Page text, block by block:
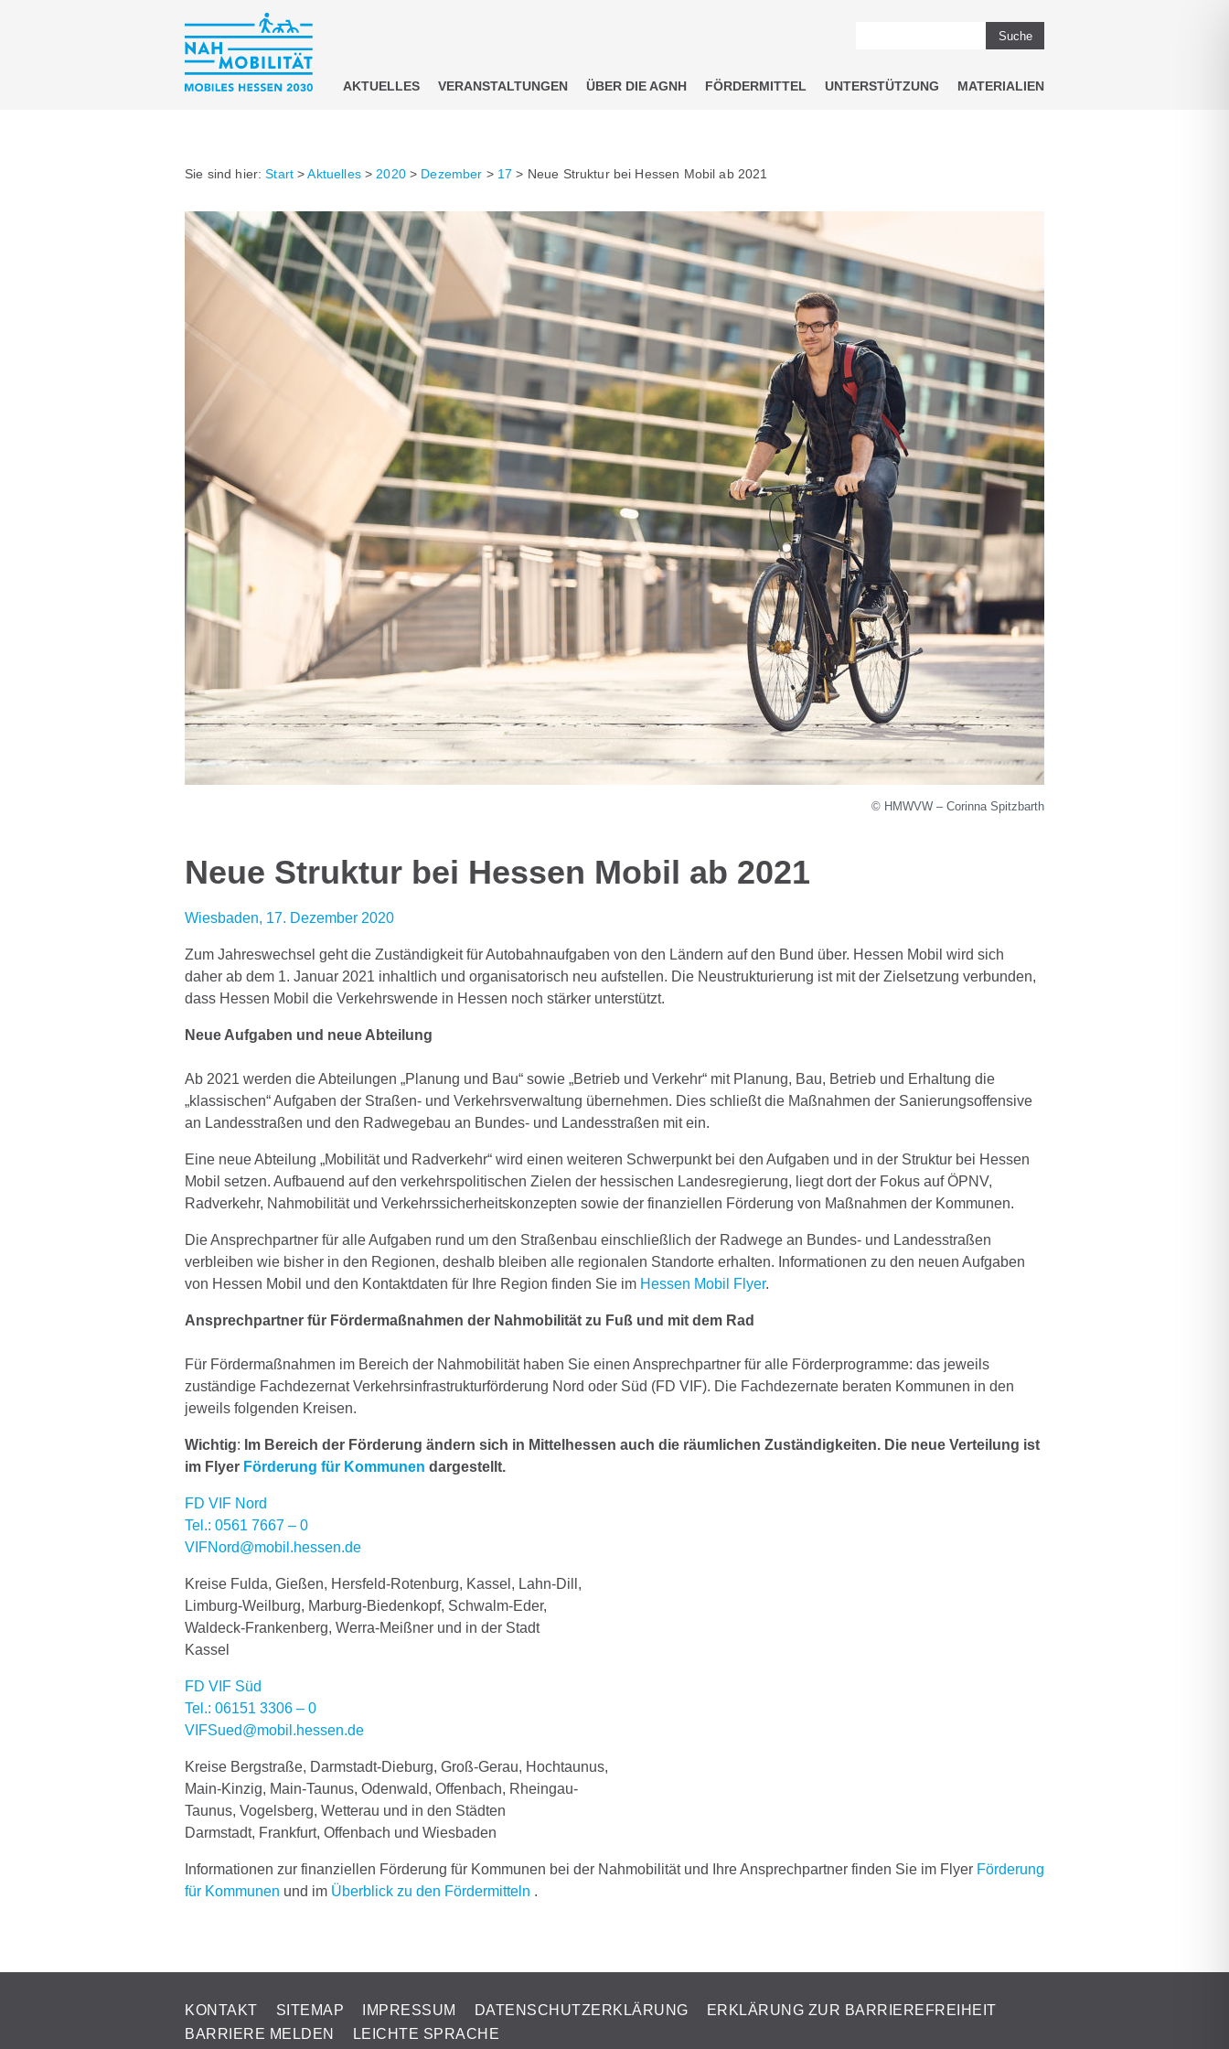
Suche
AKTUELLES VERANSTALTUNGEN ÜBER DIE AGNH FÖRDERMITTEL UNTERSTÜTZUNG MATERIALIEN
Sie sind hier:Start >Aktuelles> 2020> Dezember > 17 > Neue Struktur bei Hessen Mobil ab 2021
© HMWVW – Corinna Spitzbarth
Neue Struktur bei Hessen Mobil ab 2021
Wiesbaden, 17. Dezember 2020
Zum Jahreswechsel geht die Zuständigkeit für Autobahnaufgaben von den Ländern auf den Bund über. Hessen Mobil wird sich
daher ab dem 1. Januar 2021 inhaltlich und organisatorisch neu aufstellen. Die Neustrukturierung ist mit der Zielsetzung verbunden,
dass Hessen Mobil die Verkehrswende in Hessen noch stärker unterstützt.
Neue Aufgaben und neue Abteilung
Ab 2021 werden die Abteilungen „Planung und Bau“ sowie „Betrieb und Verkehr“ mit Planung, Bau, Betrieb und Erhaltung die
„klassischen“ Aufgaben der Straßen- und Verkehrsverwaltung übernehmen. Dies schließt die Maßnahmen der Sanierungsoffensive
an Landesstraßen und den Radwegebau an Bundes- und Landesstraßen mit ein.
Eine neue Abteilung „Mobilität und Radverkehr“ wird einen weiteren Schwerpunkt bei den Aufgaben und in der Struktur bei Hessen
Mobil setzen. Aufbauend auf den verkehrspolitischen Zielen der hessischen Landesregierung, liegt dort der Fokus auf ÖPNV,
Radverkehr, Nahmobilität und Verkehrssicherheitskonzepten sowie der finanziellen Förderung von Maßnahmen der Kommunen.
Die Ansprechpartner für alle Aufgaben rund um den Straßenbau einschließlich der Radwege an Bundes- und Landesstraßen
verbleiben wie bisher in den Regionen, deshalb bleiben alle regionalen Standorte erhalten. Informationen zu den neuen Aufgaben
von Hessen Mobil und den Kontaktdaten für Ihre Region finden Sie im Hessen Mobil Flyer.
Ansprechpartner für Fördermaßnahmen der Nahmobilität zu Fuß und mit dem Rad
Für Fördermaßnahmen im Bereich der Nahmobilität haben Sie einen Ansprechpartner für alle Förderprogramme: das jeweils
zuständige Fachdezernat Verkehrsinfrastrukturförderung Nord oder Süd (FD VIF). Die Fachdezernate beraten Kommunen in den
jeweils folgenden Kreisen.
Wichtig: Im Bereich der Förderung ändern sich in Mittelhessen auch die räumlichen Zuständigkeiten. Die neue Verteilung ist
im Flyer Förderung für Kommunen dargestellt.
FD VIF Nord
Tel.: 0561 7667 – 0
VIFNord@mobil.hessen.de
Kreise Fulda, Gießen, Hersfeld-Rotenburg, Kassel, Lahn-Dill,
Limburg-Weilburg, Marburg-Biedenkopf, Schwalm-Eder,
Waldeck-Frankenberg, Werra-Meißner und in der Stadt
Kassel
FD VIF Süd
Tel.: 06151 3306 – 0
VIFSued@mobil.hessen.de
Kreise Bergstraße, Darmstadt-Dieburg, Groß-Gerau, Hochtaunus,
Main-Kinzig, Main-Taunus, Odenwald, Offenbach, Rheingau-
Taunus, Vogelsberg, Wetterau und in den Städten
Darmstadt, Frankfurt, Offenbach und Wiesbaden
Informationen zur finanziellen Förderung für Kommunen bei der Nahmobilität und Ihre Ansprechpartner finden Sie im Flyer Förderung
für Kommunen und im Überblick zu den Fördermitteln .
KONTAKT SITEMAP IMPRESSUM DATENSCHUTZERKLÄRUNG
ERKLÄRUNG ZUR BARRIEREFREIHEIT
BARRIERE MELDEN
LEICHTE SPRACHE